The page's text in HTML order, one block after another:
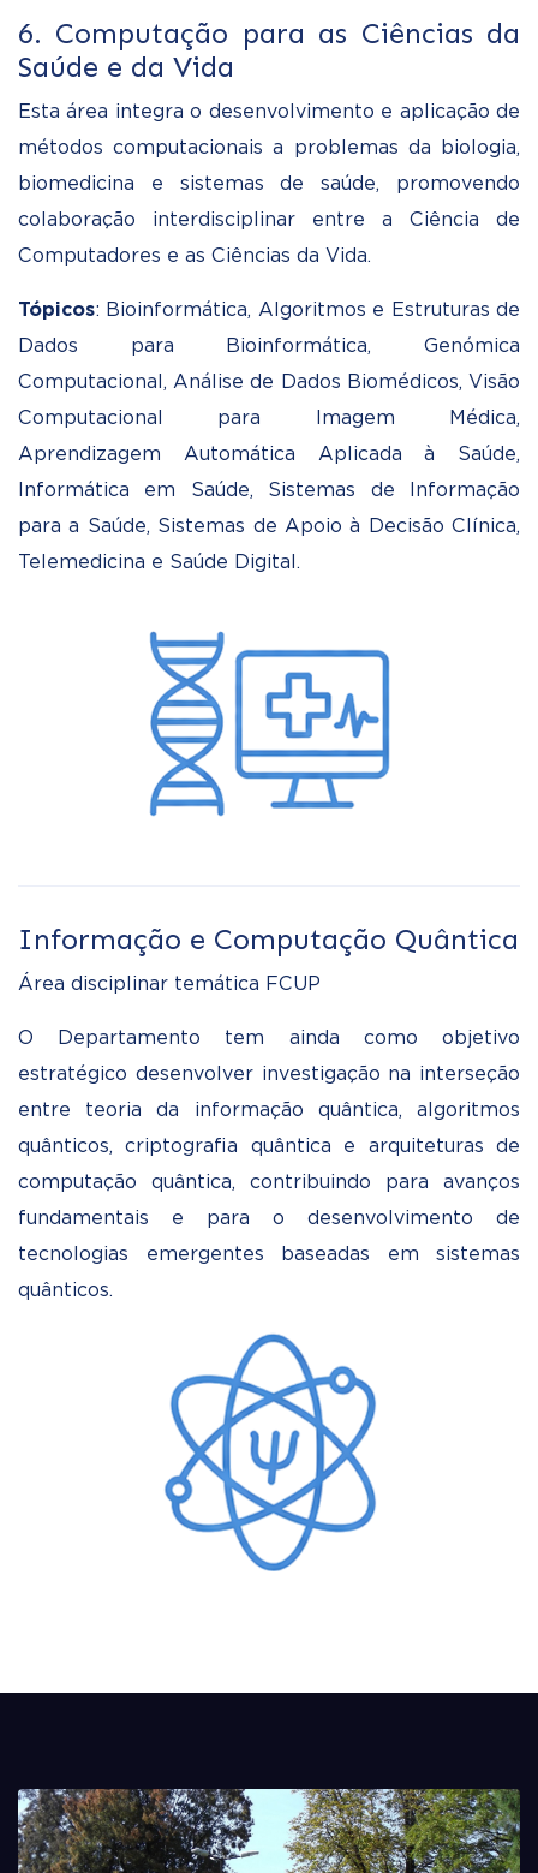
6. Computação para as Ciências da
Saúde e da Vida
Esta área integra o desenvolvimento e aplicação de
métodos computacionais a problemas da biologia,
biomedicina e sistemas de saúde, promovendo
colaboração interdisciplinar entre a Ciência de
Computadores e as Ciências da Vida.
Tópicos: Bioinformática, Algoritmos e Estruturas de
Dados para Bioinformática, Genómica
Computacional, Análise de Dados Biomédicos, Visão
Computacional para Imagem Médica,
Aprendizagem Automática Aplicada à Saúde,
Informática em Saúde, Sistemas de Informação
para a Saúde, Sistemas de Apoio à Decisão Clínica,
Telemedicina e Saúde Digital.
Informação e Computação Quântica
Área disciplinar temática FCUP
O Departamento tem ainda como objetivo
estratégico desenvolver investigação na interseção
entre teoria da informação quântica, algoritmos
quânticos, criptografia quântica e arquiteturas de
computação quântica, contribuindo para avanços
fundamentais e para o desenvolvimento de
tecnologias emergentes baseadas em sistemas
quânticos.